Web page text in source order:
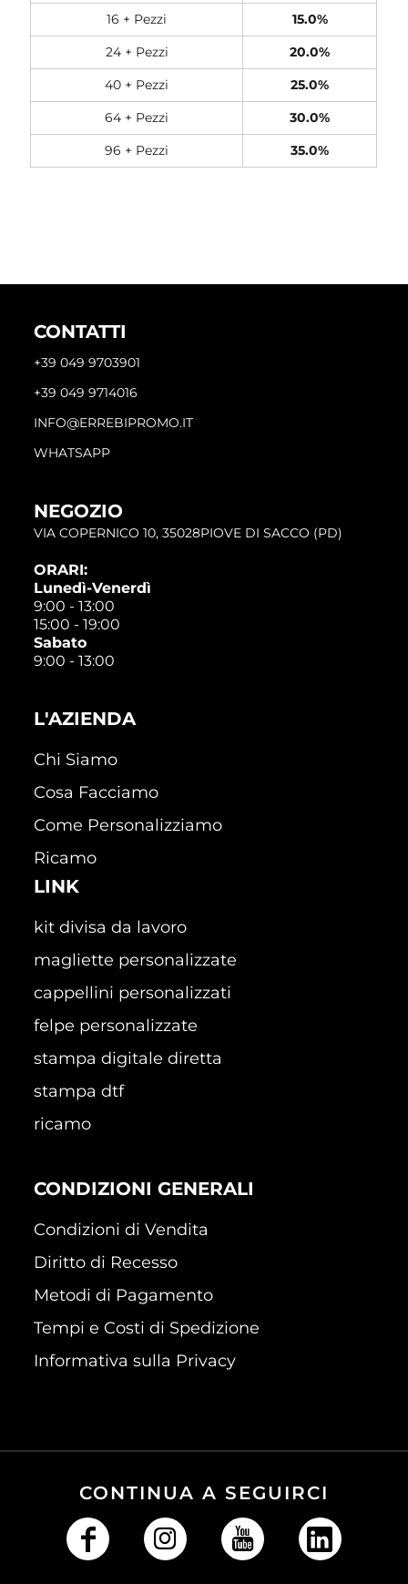
16 + Pezzi
15.0%
24 + Pezzi
20.0%
40 + Pezzi
25.0%
64 + Pezzi
30.0%
96 + Pezzi
35.0%
CONTATTI
+39 049 9703901
+39 049 9714016
INFO@ERREBIPROMO.IT
WHATSAPP
NEGOZIO
VIA COPERNICO 10, 35028PIOVE DI SACCO (PD)
ORARI:
Lunedì-Venerdì
9:00 - 13:00
15:00 - 19:00
Sabato
9:00 - 13:00
L'AZIENDA
Chi Siamo
Cosa Facciamo
Come Personalizziamo
Ricamo
LINK
kit divisa da lavoro
magliette personalizzate
cappellini personalizzati
felpe personalizzate
stampa digitale diretta
stampa dtf
ricamo
CONDIZIONI GENERALI
Condizioni di Vendita
Diritto di Recesso
Metodi di Pagamento
Tempi e Costi di Spedizione
Informativa sulla Privacy
CONTINUA A SEGUIRCI